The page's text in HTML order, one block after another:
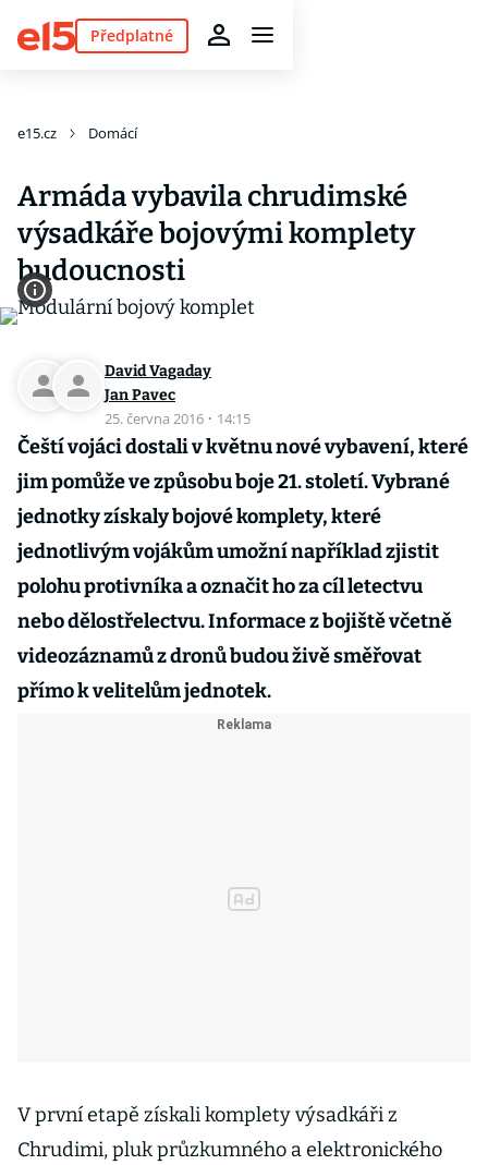
Předplatné
e15.cz Domácí
Armáda vybavila chrudimské
výsadkáře bojovými komplety
budoucnosti
David Vagaday
Jan Pavec
25. června 2016 · 14:15
Čeští vojáci dostali v květnu nové vybavení, které
jim pomůže ve způsobu boje 21. století. Vybrané
jednotky získaly bojové komplety, které
jednotlivým vojákům umožní například zjistit
polohu protivníka a označit ho za cíl letectvu
nebo dělostřelectvu. Informace z bojiště včetně
videozáznamů z dronů budou živě směřovat
přímo k velitelům jednotek.
V první etapě získali komplety výsadkáři z
Chrudimi, pluk průzkumného a elektronického